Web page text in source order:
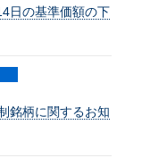
日の基準価額の下
銘柄に関するお知